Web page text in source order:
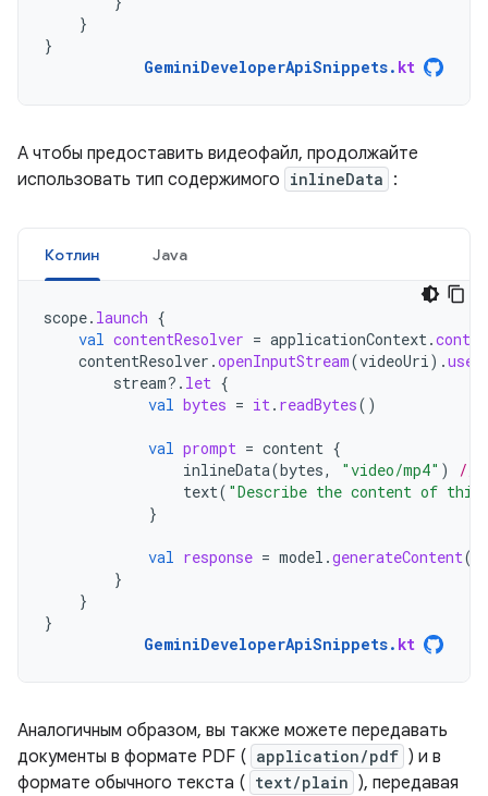
}
}
GeminiDeveloperApiSnippets. kt
А чтобы предоставить видеофайл, продолжайте
использовать тип содержимого inlineData :
Котлин Java
scope. launch {
val contentResolver = applicationContext .
contentResolver .openInputStream(videoUri ).use
stream?. let {
val bytes = it . readBytes()
val prompt = content {
inlineData(bytes, "video/mp4" )
//
text( "Describe the content of this
}
val response = model .generateContent(
}
}
}
GeminiDeveloperApiSnippets. kt
Аналогичным образом, вы также можете передавать
документы в формате PDF ( application/pdf ) и в
формате обычного текста ( text/plain ), передавая